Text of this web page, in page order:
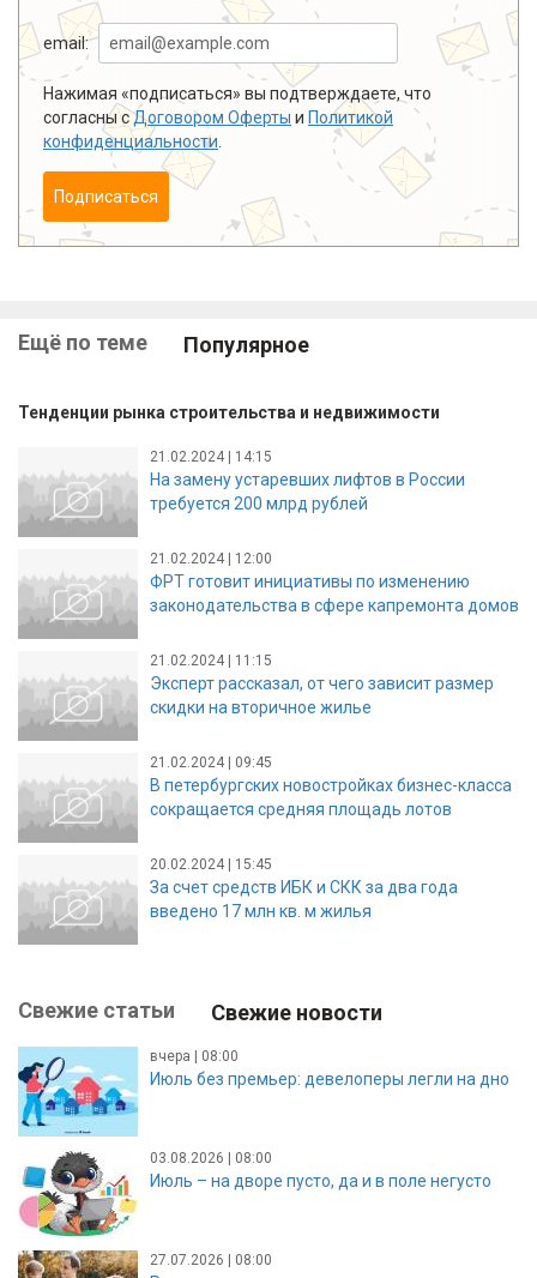
email:
Нажимая «подписаться» вы подтверждаете, что
согласны сДоговором Оферты и Политикой
конфиденциальности
Подписаться
Ещё по теме Популярное
Тенденции рынка строительства и недвижимости
21.02.2024 | 14:15
На замену устаревших лифтов в России
требуется 200 млрд рублей
21.02.2024 | 12:00
ФРТ готовит инициативы по изменению
законодательства в сфере капремонта домов
21.02.2024 | 11:15
Эксперт рассказал, от чего зависит размер
скидки на вторичное жилье
21.02.2024 | 09:45
В петербургских новостройках бизнес-класса
сокращается средняя площадь лотов
20.02.2024 | 15:45
За счет средств ИБК и СКК за два года
введено 17 млн кв. м жилья
Свежие статьи Свежие новости
вчера | 08:00
Июль без премьер: девелоперы легли на дно
03.08.2026 | 08:00
Июль – на дворе пусто, да и в поле негусто
27.07.2026 | 08:00